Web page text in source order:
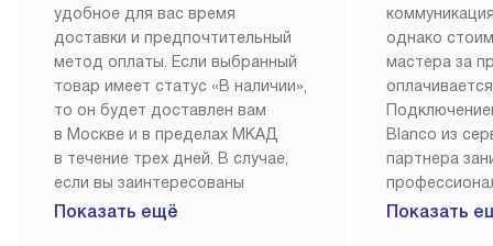
удобное для вас время
доставки и предпочтительный
метод оплаты. Если выбранный
товар имеет статус «В наличии»,
то он будет доставлен вам
в Москве и в пределах МКАД
в течение трех дней. В случае,
если вы заинтересованы
в товаре, который доступен
Показать ещё
однако
мастера за
Blanco из
партнера
Наш сервис
Показать